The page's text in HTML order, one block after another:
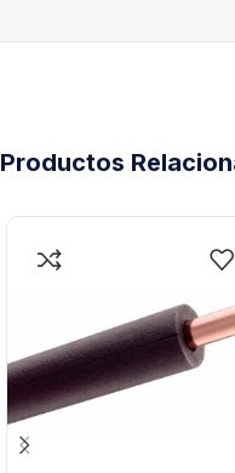
Productos